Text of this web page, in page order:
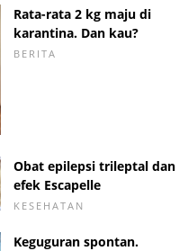
Rata-rata 2 kg maju di
karantina. Dan kau?
BERITA
Obat epilepsi trileptal dan
efek Escapelle
KESEHATAN
Keguguran spontan.